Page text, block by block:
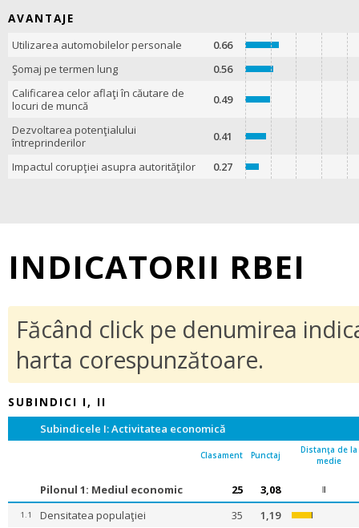
AVANTAJE
Utilizarea automobilelor personale
0.66
Şomaj pe termen lung
0.56
Calificarea celor aflaţi în căutare de
locuri de muncă
0.49
Dezvoltarea potenţialului
întreprinderilor
0.41
Impactul corupţiei asupra autorităţilor 0.27
INDICATORII RBEI
Făcând click pe denumirea
harta corespunzătoare.
SUBINDICI I, II
Subindicele I: Activitatea economică
Clasament Punctaj
Distanţa de la
medie
Pilonul 1: Mediul economic 25 3,08
1.1 Densitatea populaţiei 35 1,19